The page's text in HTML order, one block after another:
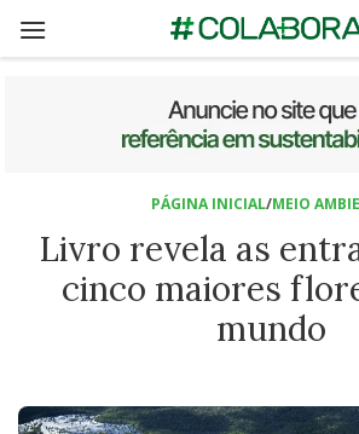
PÁGINA INICIAL/MEIO
Livro revela as
cinco maiores
mundo